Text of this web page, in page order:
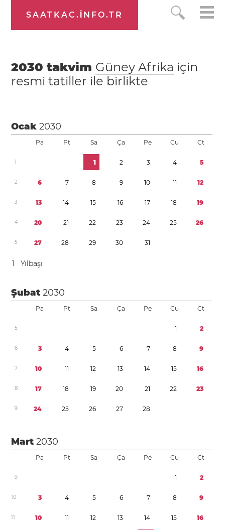
SAATKAC.INFO.TR
2030 takvim Güney Afrika için
resmi tatiller ile birlikte
Ocak2030
Pa Pt Sa Ça Pe Cu Ct
1 1 2 3 4 5
2 6 7 8 9 10 11 12
3 13 14 15 16 17 18 19
4 20 21 22 23 24 25 26
5 27 28 29 30 31
1 Yılbaşı
Şubat2030
Pa Pt Sa Ça Pe Cu Ct
5 1 2
6 3 4 5 6 7 8 9
7 10 11 12 13 14 15 16
8 17 18 19 20 21 22 23
9 24 25 26 27 28
Mart2030
Pa Pt Sa Ça Pe Cu Ct
9 1 2
10 3 4 5 6 7 8 9
11 10 11 12 13 14 15 16